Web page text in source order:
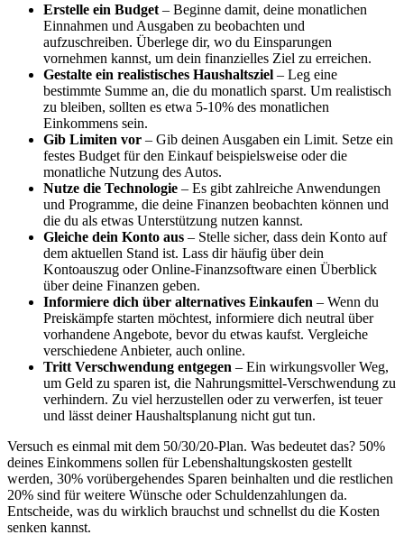
Erstelle ein Budget – Beginne damit, deine monatlichen
Einnahmen und Ausgaben zu beobachten und
aufzuschreiben. Überlege dir, wo du Einsparungen
vornehmen kannst, um dein finanzielles Ziel zu erreichen.
Gestalte ein realistisches Haushaltsziel – Leg eine
bestimmte Summe an, die du monatlich sparst. Um realistisch
zu bleiben, sollten es etwa 5-10% des monatlichen
Einkommens sein.
Gib Limiten vor – Gib deinen Ausgaben ein Limit. Setze ein
festes Budget für den Einkauf beispielsweise oder die
monatliche Nutzung des Autos.
Nutze die Technologie – Es gibt zahlreiche Anwendungen
und Programme, die deine Finanzen beobachten können und
die du als etwas Unterstützung nutzen kannst.
Gleiche dein Konto aus – Stelle sicher, dass dein Konto auf
dem aktuellen Stand ist. Lass dir häufig über dein
Kontoauszug oder Online-Finanzsoftware einen Überblick
über deine Finanzen geben.
Informiere dich über alternatives Einkaufen – Wenn du
Preiskämpfe starten möchtest, informiere dich neutral über
vorhandene Angebote, bevor du etwas kaufst. Vergleiche
verschiedene Anbieter, auch online.
Tritt Verschwendung entgegen – Ein wirkungsvoller Weg,
um Geld zu sparen ist, die Nahrungsmittel-Verschwendung zu
verhindern. Zu viel herzustellen oder zu verwerfen, ist teuer
und lässt deiner Haushaltsplanung nicht gut tun.
Versuch es einmal mit dem 50/30/20-Plan. Was bedeutet das? 50%
deines Einkommens sollen für Lebenshaltungskosten gestellt
werden, 30% vorübergehendes Sparen beinhalten und die restlichen
20% sind für weitere Wünsche oder Schuldenzahlungen da.
Entscheide, was du wirklich brauchst und schnellst du die Kosten
senken kannst.